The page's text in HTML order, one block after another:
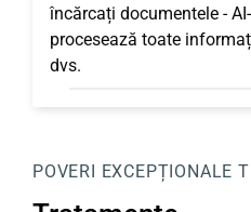
încărcați documentele -
procesează toate
dvs.
POVERI EXCEPȚIONALE